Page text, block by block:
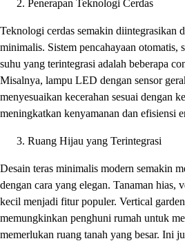
Penerapan Teknologi Cerdas
Teknologi cerdas semakin diintegrasikan
minimalis. Sistem pencahayaan otomatis,
suhu yang terintegrasi adalah beberapa
Misalnya, lampu LED dengan sensor
menyesuaikan kecerahan sesuai dengan
meningkatkan kenyamanan dan efisiensi
Ruang Hijau yang Terintegrasi
Desain teras minimalis modern semakin
dengan cara yang elegan. Tanaman hias,
kecil menjadi fitur populer. Vertical
memungkinkan penghuni rumah untuk
memerlukan ruang tanah yang besar. Ini